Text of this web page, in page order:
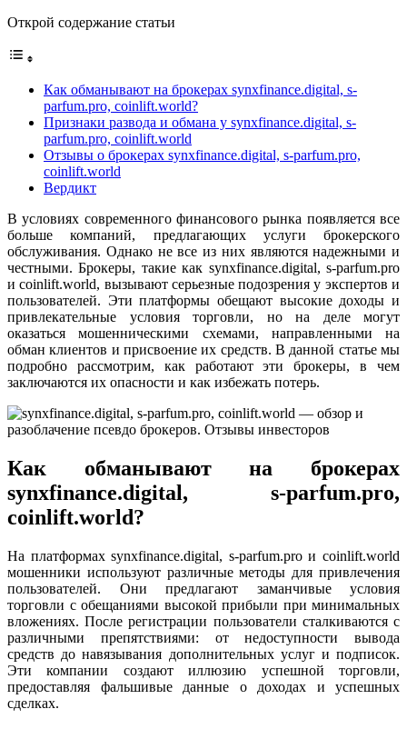
Открой содержание статьи
Как обманывают на брокерах synxfinance.digital, s-
parfum.pro, coinlift.world?
Признаки развода и обмана у synxfinance.digital, s-
parfum.pro, coinlift.world
Отзывы о брокерах synxfinance.digital, s-parfum.pro,
coinlift.world
Вердикт
В условиях современного финансового рынка появляется все
больше компаний, предлагающих услуги брокерского
обслуживания. Однако не все из них являются надежными и
честными. Брокеры, такие как synxfinance.digital, s-parfum.pro
и coinlift.world, вызывают серьезные подозрения у экспертов и
пользователей. Эти платформы обещают высокие доходы и
привлекательные условия торговли, но на деле могут
оказаться мошенническими схемами, направленными на
обман клиентов и присвоение их средств. В данной статье мы
подробно рассмотрим, как работают эти брокеры, в чем
заключаются их опасности и как избежать потерь.
Как обманывают на брокерах
synxfinance.digital, s-parfum.pro,
coinlift.world?
На платформах synxfinance.digital, s-parfum.pro и coinlift.world
мошенники используют различные методы для привлечения
пользователей. Они предлагают заманчивые условия
торговли с обещаниями высокой прибыли при минимальных
вложениях. После регистрации пользователи сталкиваются с
различными препятствиями: от недоступности вывода
средств до навязывания дополнительных услуг и подписок.
Эти компании создают иллюзию успешной торговли,
предоставляя фальшивые данные о доходах и успешных
сделках.